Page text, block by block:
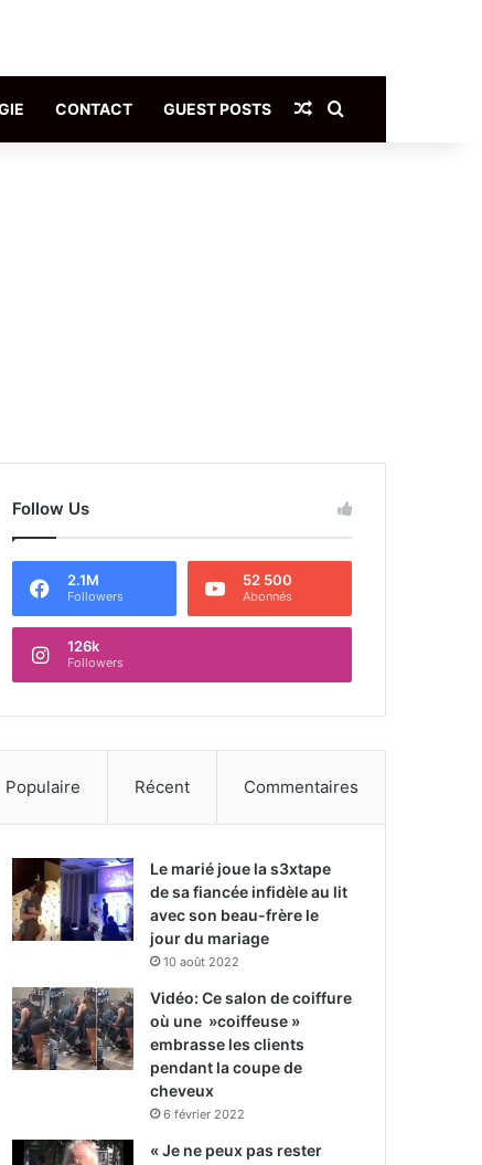
CONTACT GUEST POSTS Article Aléatoire
Follow Us
2.1M
Followers
52 500
Abonnés
126k
Followers
Populaire Récent Commentaires
Le marié joue la s3xtape
de sa fiancée infidèle au lit
avec son beau-frère le
jour du mariage
10 août 2022
Vidéo: Ce salon de coiffure
où une »coiffeuse »
embrasse les clients
pendant la coupe de
cheveux
6 février 2022
« Je ne peux pas rester